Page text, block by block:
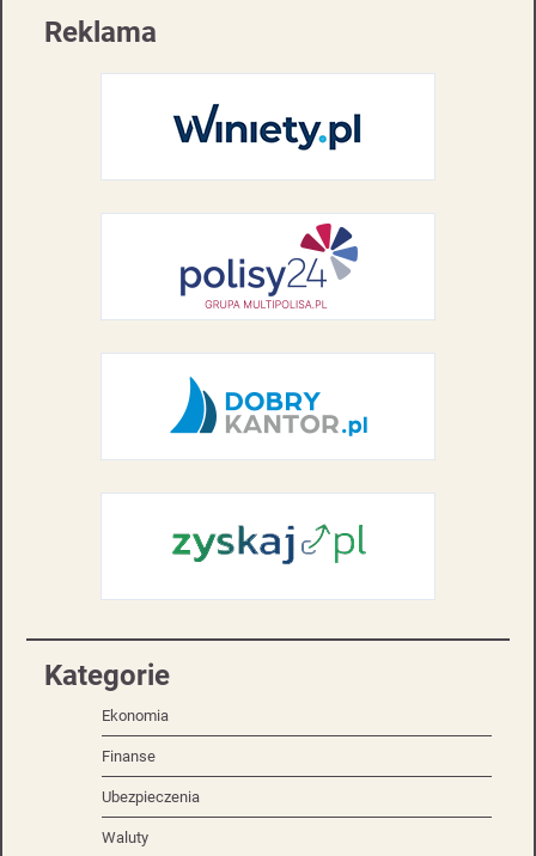
Reklama
Kategorie
Ekonomia
Finanse
Ubezpieczenia
Waluty